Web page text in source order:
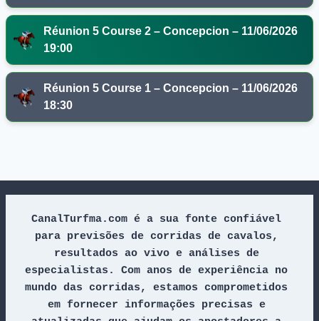
Réunion 5 Course 2 – Concepcion – 11/06/2026
19:00
Réunion 5 Course 1 – Concepcion – 11/06/2026
18:30
CanalTurfma.com é a sua fonte confiável
para previsões de corridas de cavalos,
resultados ao vivo e análises de
especialistas. Com anos de experiência no
mundo das corridas, estamos comprometidos
em fornecer informações precisas e